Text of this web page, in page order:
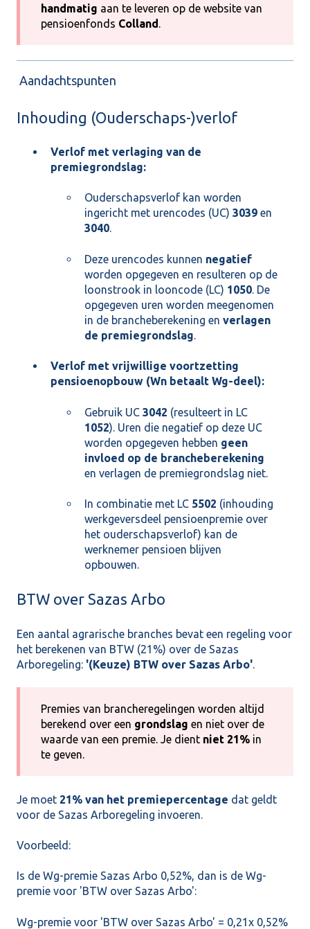
handmatig aan te leveren op de website van
pensioenfonds Colland.
Aandachtspunten
Inhouding (Ouderschaps-)verlof
Verlof met verlaging van de
premiegrondslag:
Ouderschapsverlof kan worden
ingericht met urencodes (UC) 3039 en
3040.
Deze urencodes kunnen negatief
worden opgegeven en resulteren op de
loonstrook in looncode (LC) 1050. De
opgegeven uren worden meegenomen
in de brancheberekening en verlagen
de premiegrondslag.
Verlof met vrijwillige voortzetting
pensioenopbouw (Wn betaalt Wg-deel):
Gebruik UC 3042 (resulteert in LC
1052). Uren die negatief op deze UC
worden opgegeven hebben geen
invloed op de brancheberekening
en verlagen de premiegrondslag niet.
In combinatie met LC 5502 (inhouding
werkgeversdeel pensioenpremie over
het ouderschapsverlof) kan de
werknemer pensioen blijven
opbouwen.
BTW over Sazas Arbo
Een aantal agrarische branches bevat een regeling voor
het berekenen van BTW (21%) over de Sazas
Arboregeling: '(Keuze) BTW over Sazas Arbo'.
Premies van brancheregelingen worden altijd
berekend over een grondslag en niet over de
waarde van een premie. Je dient niet 21% in
te geven.
Je moet 21% van het premiepercentage dat geldt
voor de Sazas Arboregeling invoeren.
Voorbeeld:
Is de Wg-premie Sazas Arbo 0,52%, dan is de Wg-
premie voor 'BTW over Sazas Arbo':
Wg-premie voor 'BTW over Sazas Arbo' = 0,21x 0,52%